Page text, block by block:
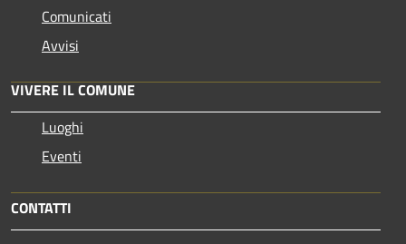
Comunicati
Avvisi
VIVERE IL COMUNE
Luoghi
Eventi
CONTATTI